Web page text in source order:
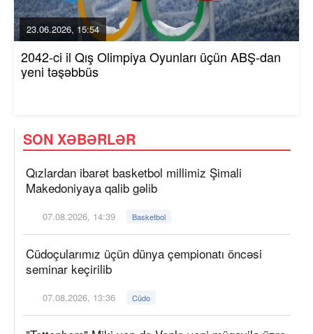
23.06.2026, 15:54
2042-ci il Qış Olimpiya Oyunları üçün ABŞ-dan
yeni təşəbbüs
SON XƏBƏRLƏR
Qızlardan ibarət basketbol millimiz Şimali
Makedoniyaya qalib gəlib
07.08.2026, 14:39 Basketbol
Cüdoçularımız üçün dünya çempionatı öncəsi
seminar keçirilib
07.08.2026, 13:36 Cüdo